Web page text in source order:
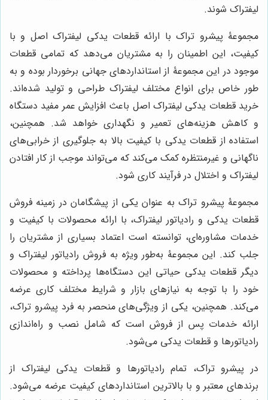
لیفتراک شوند.
مجموعۀ پیشرو تراک با ارائه قطعات یدکی لیفتراک اصل و با
کیفیت، این اطمینان را به مشتریان می‌دهد که تمامی قطعات
موجود در این مجموعۀ از استانداردهای جهانی برخوردار بوده و به
طور خاص برای انواع مختلف لیفتراک طراحی و تولید شده‌اند.
خرید قطعات یدکی لیفتراک اصل باعث افزایش عمر مفید دستگاه
و کاهش هزینه‌های تعمیر و نگهداری خواهد شد. همچنین،
استفاده از قطعات یدکی با کیفیت بالا به جلوگیری از خرابی‌های
ناگهانی و غیرمنتظره کمک می‌کند که می‌تواند موجب از کار افتادن
لیفتراک و اختلال در فرآیند کاری شود.
مجموعۀ پیشرو تراک به عنوان یکی از پیشگامان در زمینه فروش
قطعات یدکی و رادیاتور لیفتراک، با ارائه محصولات با کیفیت و
خدمات مشاوره‌ای، توانسته است اعتماد بسیاری از مشتریان را
جلب کند. این مجموعۀ به‌طور ویژه به فروش رادیاتور لیفتراک و
دیگر قطعات یدکی حیاتی این دستگاه‌ها پرداخته و محصولات
خود را با توجه به نیازهای بازار و شرایط مختلف کاری عرضه
می‌کند. همچنین، یکی از ویژگی‌های منحصر به فرد پیشرو تراک،
ارائه خدمات پس از فروش است که شامل نصب و راه‌اندازی
رادیاتورها و قطعات یدکی می‌شود.
در پیشرو تراک، تمام رادیاتورها و قطعات یدکی لیفتراک از
برندهای معتبر و با بالاترین استانداردهای کیفیت عرضه می‌شود.